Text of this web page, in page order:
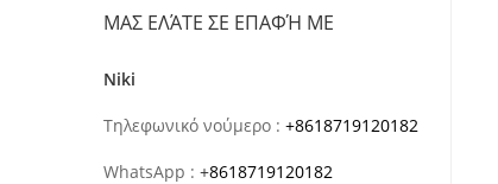
ΜΑΣ ΕΛΆΤΕ ΣΕ ΕΠΑΦΉ ΜΕ
Niki
Τηλεφωνικό νούμερο : +8618719120182
WhatsApp : +8618719120182